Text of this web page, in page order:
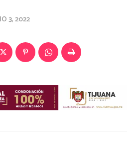
3, 2022